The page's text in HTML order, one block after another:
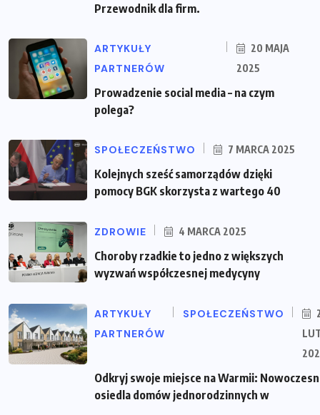
Przewodnik dla firm.
ARTYKUŁY
PARTNERÓW
20 MAJA
2025
Prowadzenie social media – na czym
polega?
SPOŁECZEŃSTWO 7 MARCA 2025
Kolejnych sześć samorządów dzięki
pomocy BGK skorzysta z wartego 40
ZDROWIE 4 MARCA 2025
Choroby rzadkie to jedno z większych
wyzwań współczesnej medycyny
ARTYKUŁY
PARTNERÓW
SPOŁECZEŃSTWO
Odkryj swoje miejsce na Warmii:
osiedla domów jednorodzinnych w